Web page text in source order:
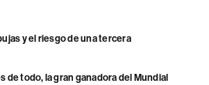
y el riesgo de una tercera
de todo, la gran ganadora del Mundial